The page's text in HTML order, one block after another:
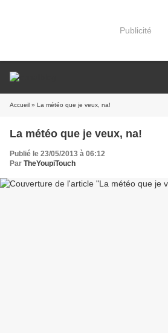
Publicité
Accueil » La météo que je veux, na!
La météo que je veux, na!
Publié le 23/05/2013 à 06:12
Par TheYoupiTouch